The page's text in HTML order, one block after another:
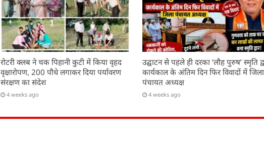
रोटरी क्लब ने चक पिहानी कुटी में किया वृहद
वृक्षारोपण, 200 पौधे लगाकर दिया पर्यावरण
संरक्षण का संदेश
4 weeks ago
उद्घाटन से पहले ही दरका ‘लौह पुरुष’ स्मृति
कार्यकाल के अंतिम दिन फिर विवादों में जिला
पंचायत अध्यक्ष
4 weeks ago